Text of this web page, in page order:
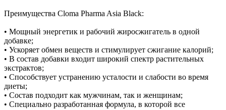
Преимущества Cloma Pharma Asia Black:
• Мощный энергетик и рабочий жиросжигатель в одной
добавке;
• Ускоряет обмен веществ и стимулирует сжигание калорий;
• В состав добавки входит широкий спектр растительных
экстрактов;
• Способствует устранению усталости и слабости во время
диеты;
• Состав подходит как мужчинам, так и женщинам;
• Специально разработанная формула, в которой все